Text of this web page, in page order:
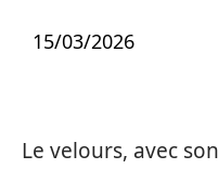
15/03/2026
Le velours, avec